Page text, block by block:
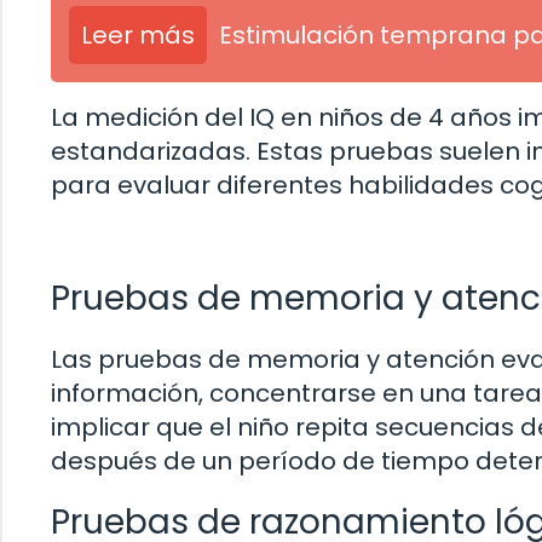
Leer más Estimulación temprana
La medición del IQ en niños de 4 años
estandarizadas. Estas pruebas suelen
para evaluar diferentes habilidades
Pruebas de memoria y
Las pruebas de memoria y atención
información, concentrarse en una
implicar que el niño repita secuencias
después de un período de tiempo
Pruebas de razonamiento